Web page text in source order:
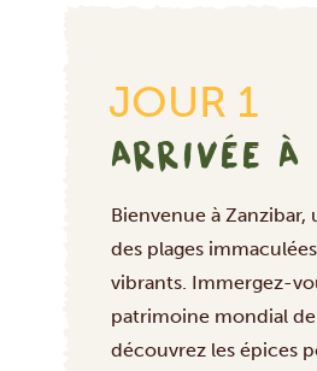
JOUR 1
ARRIVÉE À
Bienvenue à
des plages
vibrants. Immergez-
patrimoine mondial de
découvrez les épices